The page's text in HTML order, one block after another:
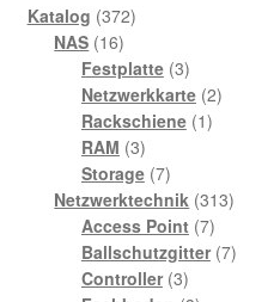
Katalog 372372
NAS 1616
Produkte
Festplatte 33
Produkte
Netzwerkkarte 22
Rackschiene 11
RAM 33
Produkte
Storage 77
Produkte
Netzwerktechnik 313313
Access Point 77
Produkte
Ballschutzgitter 77
Controller 33